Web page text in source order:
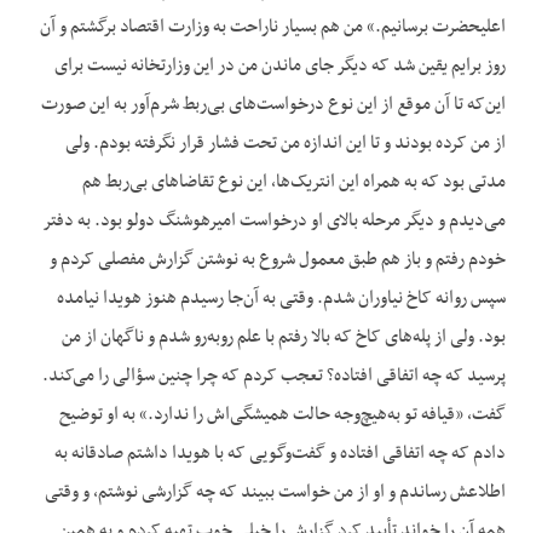
اعلیحضرت برسانیم.» من هم بسیار ناراحت به وزارت اقتصاد برگشتم و آن
روز برایم یقین شد که دیگر جای ماندن من در این وزارتخانه نیست برای
این‌که تا آن موقع از این نوع درخواست‌های بی‌ربط شرم‌آور به این صورت
از من کرده بودند و تا این اندازه من تحت فشار قرار نگرفته بودم. ولی
مدتی بود که به همراه این انتریک‌ها، این نوع تقاضاهای بی‌ربط هم
می‌دیدم و دیگر مرحله بالای او درخواست امیرهوشنگ دولو بود. به دفتر
خودم رفتم و باز هم طبق معمول شروع به نوشتن گزارش مفصلی کردم و
سپس روانه کاخ نیاوران شدم. وقتی به آن‌جا رسیدم هنوز هویدا نیامده
بود. ولی از پله‌های کاخ که بالا رفتم با علم روبه‌رو شدم و ناگهان از من
پرسید که چه اتفاقی افتاده؟ تعجب کردم که چرا چنین سؤالی را می‌کند.
گفت، «قیافه تو به‌هیچ‌وجه حالت همیشگی‌اش را ندارد.» به او توضیح
دادم که چه اتفاقی افتاده و گفت‌وگویی که با هویدا داشتم صادقانه به
اطلاعش رساندم و او از من خواست ببیند که چه گزارشی نوشتم، و وقتی